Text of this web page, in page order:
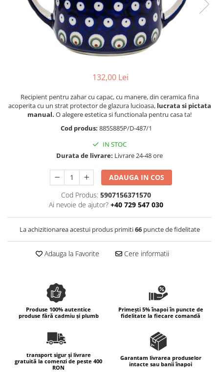
Recipiente depozitare
Baie
Colectiile Flowers
Colectia Forget-me-nots
Colectia Basket of Blue
Colectia Leaf Bed
Colectia Autumn Garden
Colectia Little Flowers
Colectia Infinity
Colectia Morning Glory
Colectia Blue Sea
Colectia Blue Spring
132,00 Lei
Recipient pentru zahar cu capac, cu manere, din ceramica fina
acoperita cu un strat protector de glazura lucioasa, lucrata si pictata
manual. O alegere estetica si functionala pentru casa ta!
Cod produs: 885S885P/D-487/1
IN STOC
Durata de livrare: Livrare 24-48 ore
ADAUGA IN COS
Cod Produs: 5907156371570
Ai nevoie de ajutor? +40 729 547 030
La achizitionarea acestui produs primiti66puncte de fidelitate
Adauga la Favorite Cere informatii
Produse 100% autentice
produse fără cadmiu și plumb
Primești 5% înapoi în puncte de
fidelitate la fiecare comandă
transport sigur și livrare
gratuită la comenzi de peste 400
RON
Garantam livrarea produselor
intacte sau banii înapoi